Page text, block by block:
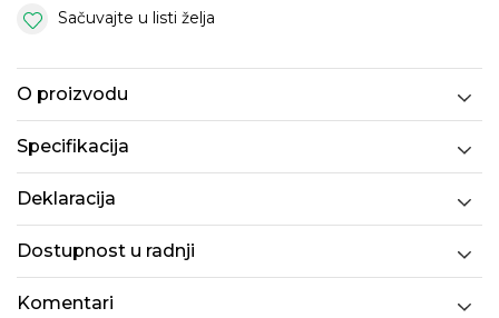
Sačuvajte u listi želja
O proizvodu
Specifikacija
Deklaracija
Dostupnost u radnji
Komentari